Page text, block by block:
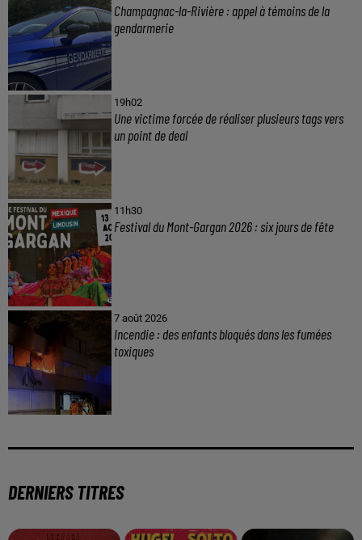
Champagnac-la-Rivière : appel à témoins de la
gendarmerie
19h02
Une victime forcée de réaliser plusieurs tags vers
un point de deal
11h30
Festival du Mont-Gargan 2026 : six jours de fête
7 août 2026
Incendie : des enfants bloqués dans les fumées
toxiques
DERNIERS TITRES